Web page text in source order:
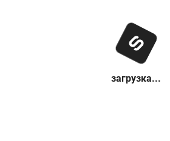
загрузка...